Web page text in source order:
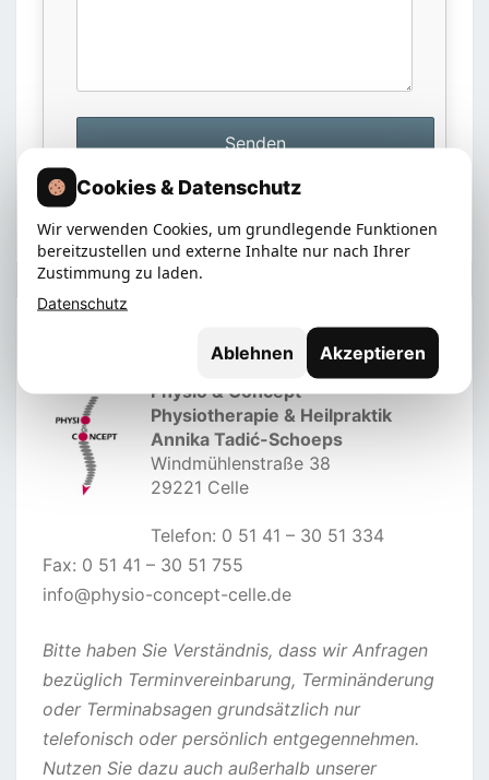
Physio & Concept
Physiotherapie & Heilpraktik
Annika Tadić-Schoeps
Windmühlenstraße 38
29221 Celle
Telefon: 0 51 41 – 30 51 334
Fax: 0 51 41 – 30 51 755
info@physio-concept-celle.de
Bitte haben Sie Verständnis, dass wir Anfragen
bezüglich Terminvereinbarung, Terminänderung
oder Terminabsagen grundsätzlich nur
telefonisch oder persönlich entgegennehmen.
Nutzen Sie dazu auch außerhalb unserer
Cookies & Datenschutz
Wir verwenden Cookies, um grundlegende Funktionen
bereitzustellen und externe Inhalte nur nach Ihrer
Zustimmung zu laden.
Datenschutz
Ablehnen Akzeptieren